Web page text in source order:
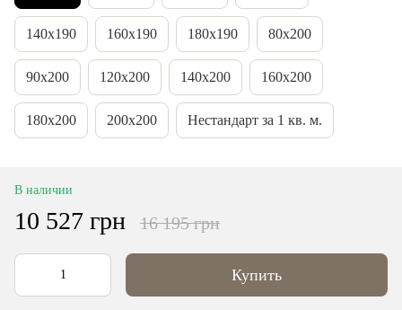
140x190 160x190 180x190 80x200
90x200 120x200 140x200 160x200
180x200 200x200 Нестандарт за 1 кв. м.
В наличии
10 527 грн 16 195 грн
Купить